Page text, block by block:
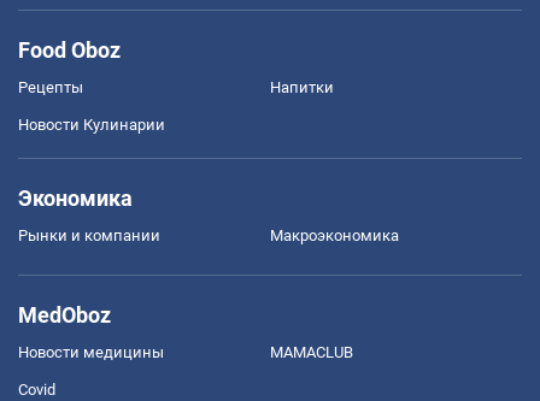
Food Oboz
Рецепты Напитки
Новости Кулинарии
Экономика
Рынки и компании Mакроэкономика
MedOboz
Новости медицины MAMACLUB
Covid